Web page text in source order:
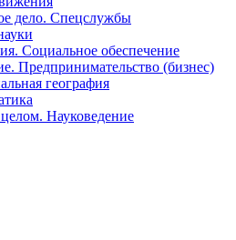
дело. Спецслужбы
Социальное обеспечение
Предпринимательство (бизнес)
география
Науковедение